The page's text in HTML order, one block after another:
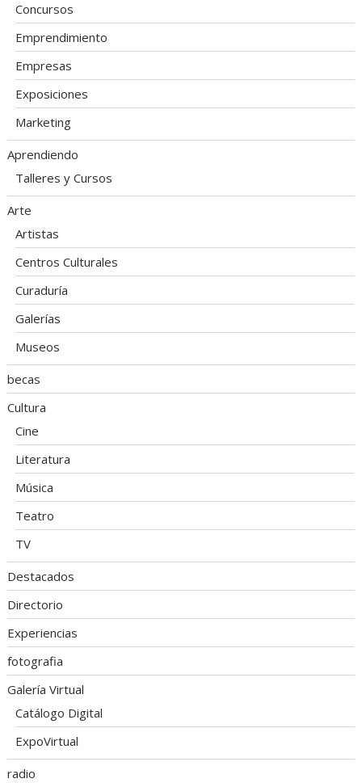
Concursos
Emprendimiento
Empresas
Exposiciones
Marketing
Aprendiendo
Talleres y Cursos
Arte
Artistas
Centros Culturales
Curaduría
Galerías
Museos
becas
Cultura
Cine
Literatura
Música
Teatro
TV
Destacados
Directorio
Experiencias
fotografia
Galería Virtual
Catálogo Digital
ExpoVirtual
radio